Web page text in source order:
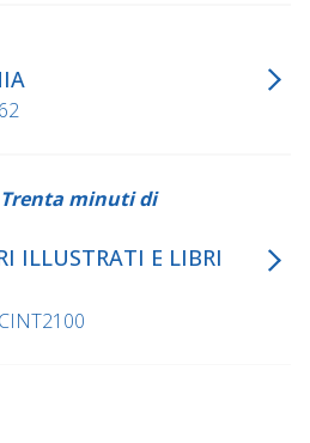
minuti di
ILLUSTRATI E LIBRI